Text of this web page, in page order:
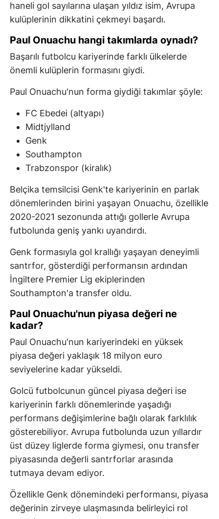
haneli gol sayılarına ulaşan yıldız isim, Avrupa
kulüplerinin dikkatini çekmeyi başardı.
Paul Onuachu hangi takımlarda oynadı?
Başarılı futbolcu kariyerinde farklı ülkelerde
önemli kulüplerin formasını giydi.
Paul Onuachu'nun forma giydiği takımlar şöyle:
FC Ebedei (altyapı)
Midtjylland
Genk
Southampton
Trabzonspor (kiralık)
Belçika temsilcisi Genk'te kariyerinin en parlak
dönemlerinden birini yaşayan Onuachu, özellikle
2020-2021 sezonunda attığı gollerle Avrupa
futbolunda geniş yankı uyandırdı.
Genk formasıyla gol krallığı yaşayan deneyimli
santrfor, gösterdiği performansın ardından
İngiltere Premier Lig ekiplerinden
Southampton'a transfer oldu.
Paul Onuachu'nun piyasa değeri ne
kadar?
Paul Onuachu'nun kariyerindeki en yüksek
piyasa değeri yaklaşık 18 milyon euro
seviyelerine kadar yükseldi.
Golcü futbolcunun güncel piyasa değeri ise
kariyerinin farklı dönemlerinde yaşadığı
performans değişimlerine bağlı olarak farklılık
gösterebiliyor. Avrupa futbolunda uzun yıllardır
üst düzey liglerde forma giymesi, onu transfer
piyasasında değerli santrforlar arasında
tutmaya devam ediyor.
Özellikle Genk dönemindeki performansı, piyasa
değerinin zirveye ulaşmasında belirleyici rol